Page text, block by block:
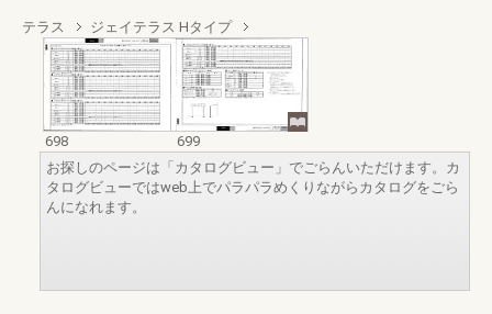
テラス ジェイテラス Hタイプ
698
699
お探しのページは「カタログビュー」でごらんいただけます。カ
タログビューではweb上でパラパラめくりながらカタログをごら
んになれます。